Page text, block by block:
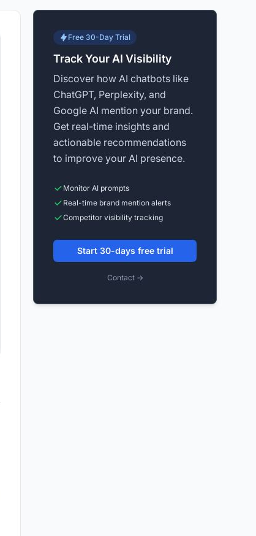
Free 30-Day Trial
Track Your AI Visibility
Discover how AI chatbots like
ChatGPT, Perplexity, and
Google AI mention your brand.
Get real-time insights and
actionable recommendations
to improve your AI presence.
Monitor AI prompts
Real-time brand mention alerts
Competitor visibility tracking
Start 30-days free trial
Contact →